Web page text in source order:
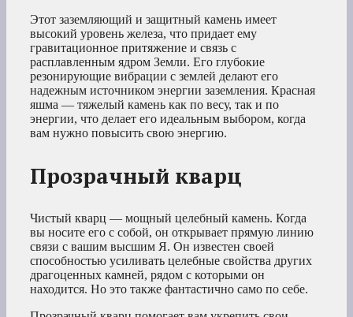
Этот заземляющий и защитный камень имеет
высокий уровень железа, что придает ему
гравитационное притяжение и связь с
расплавленным ядром Земли. Его глубокие
резонирующие вибрации с землей делают его
надежным источником энергии заземления. Красная
яшма — тяжелый камень как по весу, так и по
энергии, что делает его идеальным выбором, когда
вам нужно повысить свою энергию.
Прозрачный кварц
Чистый кварц — мощный целебный камень. Когда
вы носите его с собой, он открывает прямую линию
связи с вашим высшим Я. Он известен своей
способностью усиливать целебные свойства других
драгоценных камней, рядом с которыми он
находится. Но это также фантастично само по себе.